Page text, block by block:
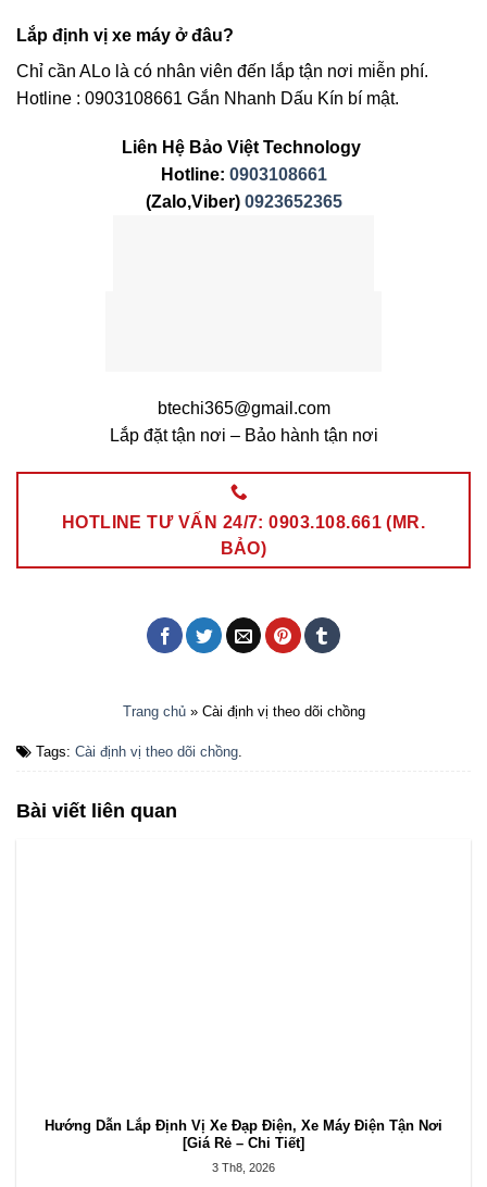
Lắp định vị xe máy ở đâu?
Chỉ cần ALo là có nhân viên đến lắp tận nơi miễn phí.
Hotline : 0903108661 Gắn Nhanh Dấu Kín bí mật.
Liên Hệ Bảo Việt Technology
Hotline: 0903108661
(Zalo,Viber) 0923652365
btechi365@gmail.com
Lắp đặt tận nơi – Bảo hành tận nơi
HOTLINE TƯ VẤN 24/7: 0903.108.661 (MR.
BẢO)
Trang chủ» Cài định vị theo dõi chồng
Tags: Cài định vị theo dõi chồng
Bài viết liên quan
Hướng Dẫn Lắp Định Vị Xe Đạp Điện, Xe Máy Điện Tận Nơi
[Giá Rẻ – Chi Tiết]
3 Th8, 2026